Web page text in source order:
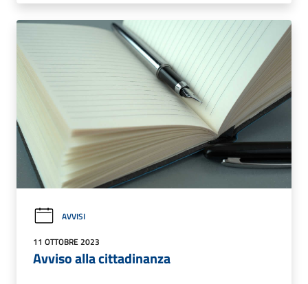
AVVISI
11 OTTOBRE 2023
Avviso alla cittadinanza